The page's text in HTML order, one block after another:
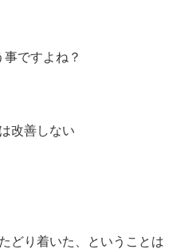
ですよね？
改善しない
どり着いた、ということは